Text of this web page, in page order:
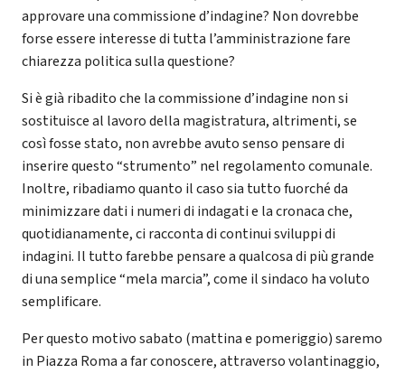
approvare una commissione d’indagine? Non dovrebbe
forse essere interesse di tutta l’amministrazione fare
chiarezza politica sulla questione?
Si è già ribadito che la commissione d’indagine non si
sostituisce al lavoro della magistratura, altrimenti, se
così fosse stato, non avrebbe avuto senso pensare di
inserire questo “strumento” nel regolamento comunale.
Inoltre, ribadiamo quanto il caso sia tutto fuorché da
minimizzare dati i numeri di indagati e la cronaca che,
quotidianamente, ci racconta di continui sviluppi di
indagini. Il tutto farebbe pensare a qualcosa di più grande
di una semplice “mela marcia”, come il sindaco ha voluto
semplificare.
Per questo motivo sabato (mattina e pomeriggio) saremo
in Piazza Roma a far conoscere, attraverso volantinaggio,